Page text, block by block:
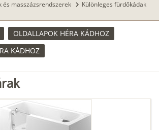
és masszázsrendszerek chevron_right Különleges fürdőkádak
OLDALLAPOK HÉRA KÁDHOZ
KÁDHOZ